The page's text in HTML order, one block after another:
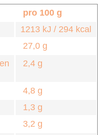
pro 100 g
1213 kJ / 294 kcal
27,0 g
2,4 g
4,8 g
1,3 g
3,2 g